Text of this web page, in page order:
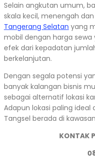
Selain angkutan umum,
skala kecil, menengah
Tangerang Selatan yang
mobil dengan harga sewa
efek dari kepadatan
berkelanjutan.
Dengan segala potensi
banyak kalangan bisnis
sebagai alternatif lokasi
Adapun lokasi paling
Tangsel berada di
KONTAK